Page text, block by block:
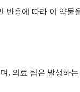
응에 따라 이 약물
, 의료 팀은 발생하